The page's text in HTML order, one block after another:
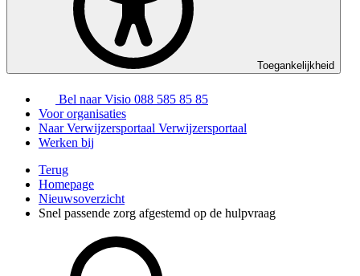
Toegankelijkheid
Bel naar Visio 088 585 85 85
Voor organisaties
Naar Verwijzersportaal Verwijzersportaal
Werken bij
Terug
Homepage
Nieuwsoverzicht
Snel passende zorg afgestemd op de hulpvraag